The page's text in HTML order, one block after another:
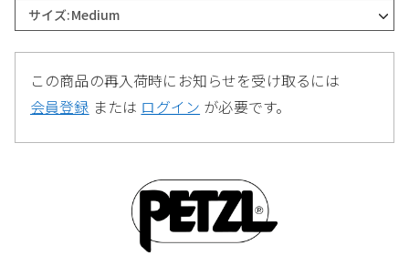
サイズ:Medium
この商品の再入荷時にお知らせを受け取るには
会員登録 または ログイン が必要です。